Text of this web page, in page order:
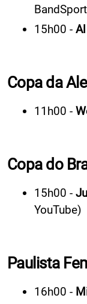
15h00 -
Copa da
11h00 -
Copa do
15h00 -
YouTube)
Paulista
16h00 -